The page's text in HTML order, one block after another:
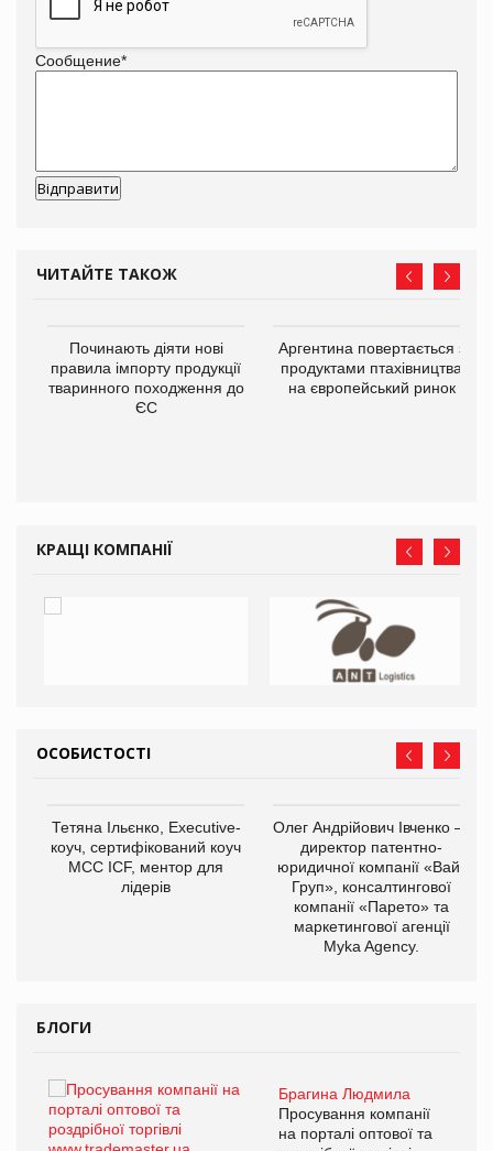
Сообщение*
ЧИТАЙТЕ ТАКОЖ
Починають діяти нові
правила імпорту продукції
тваринного походження до
ЄС
Аргентина повертається з
продуктами птахівництва
на європейський ринок
КРАЩІ КОМПАНІЇ
ОСОБИСТОСТІ
Тетяна Ільєнко, Executive-
коуч, сертифікований коуч
МСС ICF, ментор для
лідерів
Олег Андрійович Івченко —
директор патентно-
юридичної компанії «Вайз
Груп», консалтингової
компанії «Парето» та
маркетингової агенції
Myka Agency.
БЛОГИ
Брагина Людмила
Просування компанії
на порталі оптової та